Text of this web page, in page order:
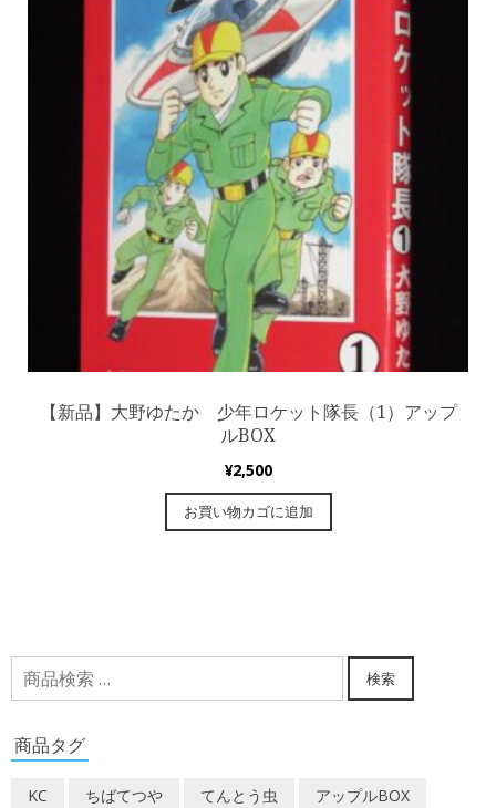
【新品】大野ゆたか 少年ロケット隊長（1）アップ
ルBOX
¥2,500
お買い物カゴに追加
検
索
象:
検索
商品タグ
KC ちばてつや てんとう虫
アップルBOX